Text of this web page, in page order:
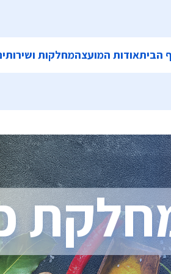
הביתאודות המועצהמחלקות